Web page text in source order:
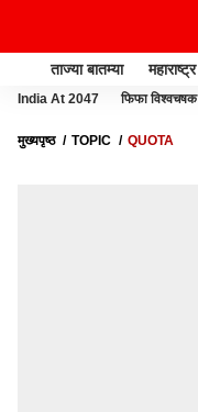
ताज्या बातम्या महाराष्ट्र
India At 2047 फिफा विश्वचषक
मुख्यपृष्ठ TOPIC QUOTA